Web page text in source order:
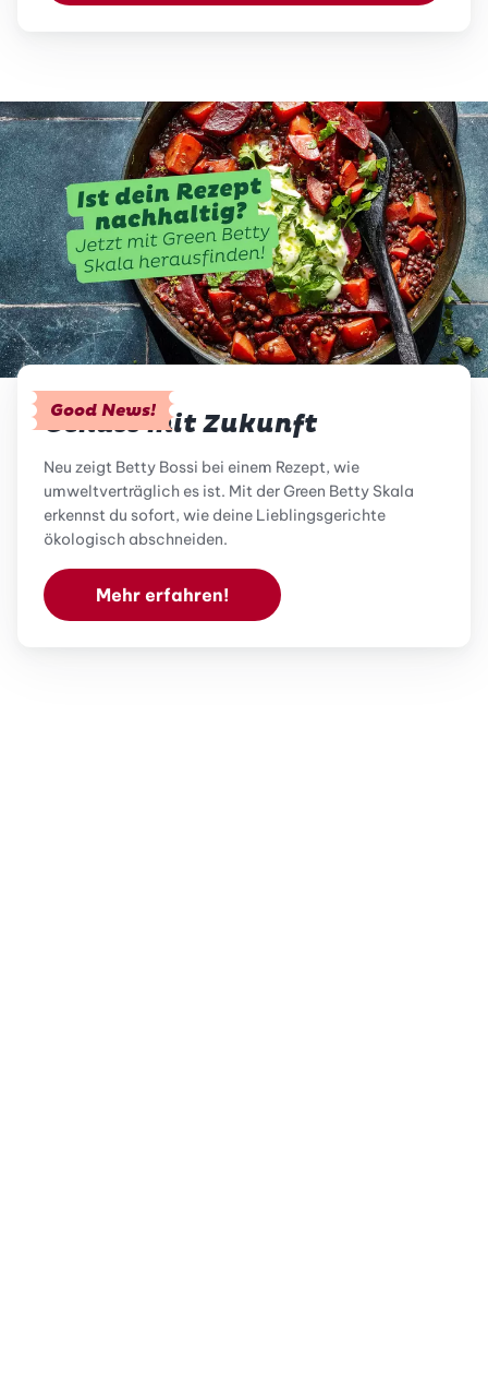
Good News!
Genuss mit Zukunft
Neu zeigt Betty Bossi bei einem Rezept, wie
umweltverträglich es ist. Mit der Green Betty Skala
erkennst du sofort, wie deine Lieblingsgerichte
ökologisch abschneiden.
Mehr erfahren!